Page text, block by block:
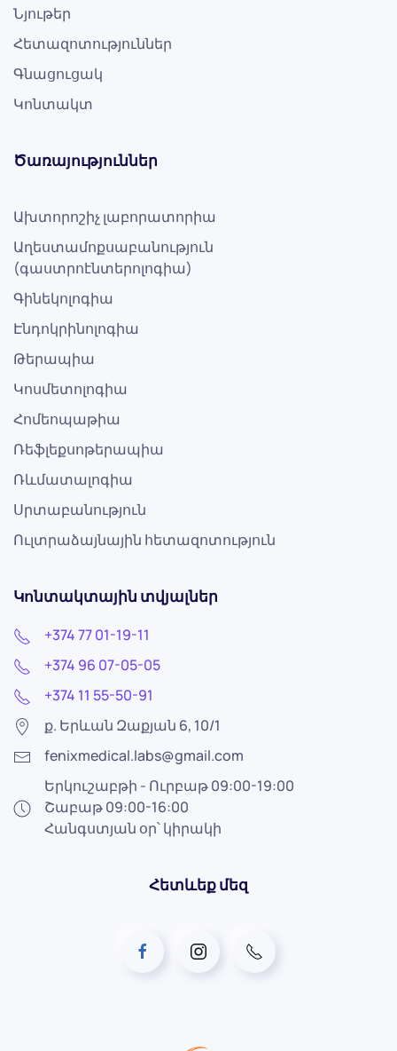
Նյութեր
Հետազոտություններ
Գնացուցակ
Կոնտակտ
Ծառայություններ
Ախտորոշիչ լաբորատորիա
Աղեստամոքսաբանություն
(գաստրոէնտերոլոգիա)
Գինեկոլոգիա
Էնդոկրինոլոգիա
Թերապիա
Կոսմետոլոգիա
Հոմեոպաթիա
Ռեֆլեքսոթերապիա
Ռևմատալոգիա
Սրտաբանություն
Ուլտրաձայնային հետազոտություն
Կոնտակտային տվյալներ
+374 77 01-19-11
+374 96 07-05-05
+374 11 55-50-91
ք. Երևան Զաքյան 6, 10/1
fenixmedical.labs@gmail.com
Երկուշաբթի - Ուրբաթ 09:00-19:00
Շաբաթ 09:00-16:00
Հանգստյան օր՝ կիրակի
Հետևեք մեզ